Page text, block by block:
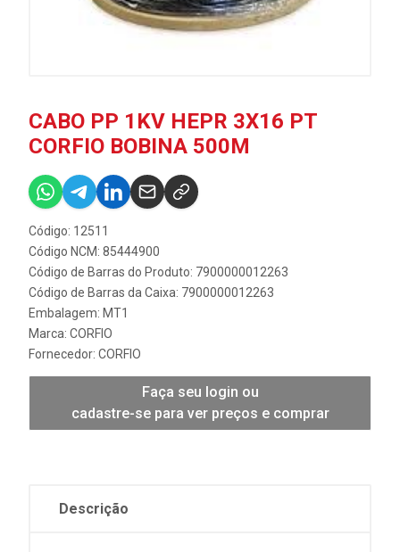
CABO PP 1KV HEPR 3X16 PT
CORFIO BOBINA 500M
Código: 12511
Código NCM: 85444900
Código de Barras do Produto: 7900000012263
Código de Barras da Caixa: 7900000012263
Embalagem: MT1
Marca: CORFIO
Fornecedor: CORFIO
Faça seu login ou
cadastre-se para ver preços e comprar
Descrição